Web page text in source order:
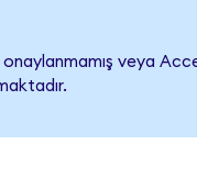
veya